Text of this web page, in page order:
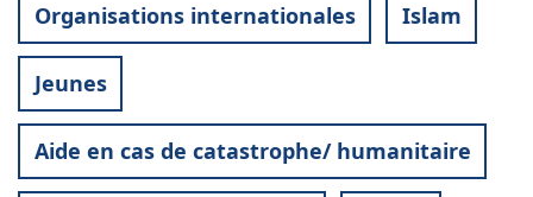
Organisations internationales Islam
Jeunes
Aide en cas de catastrophe/ humanitaire